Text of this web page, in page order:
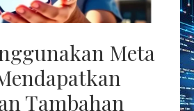
Meta
Tambahan